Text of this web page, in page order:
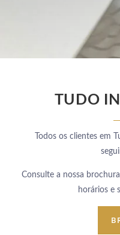
TUDO
Todos os clientes em
Consulte a nossa
horários e